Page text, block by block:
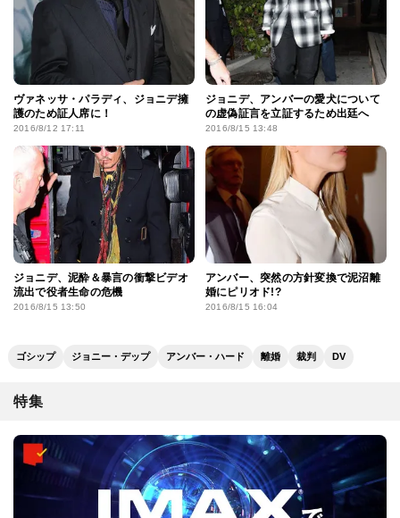
ヴァネッサ・パラディ、ジョニデ擁
護のため証人席に！
2016/8/12 17:11
ジョニデ、アンバーの愛犬について
の虚偽証言を立証するため出廷へ
2016/8/15 13:48
ジョニデ、泥酔＆暴言の衝撃ビデオ
流出で役者生命の危機
2016/8/15 13:50
アンバー、突然の方針変換で泥沼離
婚にピリオド!?
2016/8/15 16:04
ゴシップ ジョニー・デップ アンバー・ハード 離婚 裁判 DV
特集